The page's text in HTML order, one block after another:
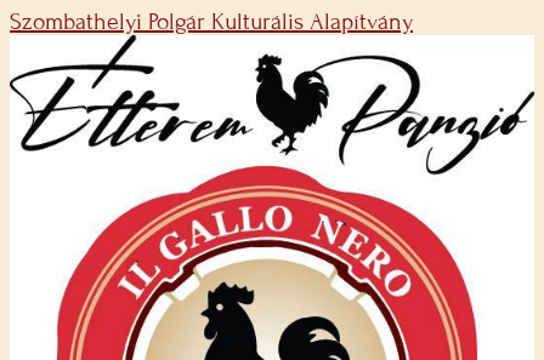
Szombathelyi Polgár Kulturális Alapítvány